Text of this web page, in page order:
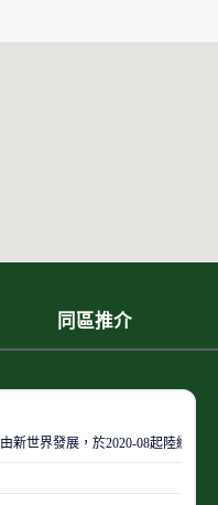
同區推介
新世界發展，於2020-08起陸續入